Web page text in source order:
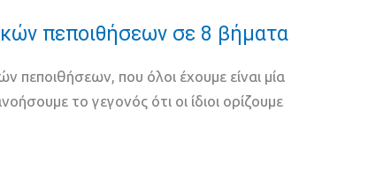
πεποιθήσεων σε 8 βήματα
πεποιθήσεων, που όλοι έχουμε είναι μία
το γεγονός ότι οι ίδιοι ορίζουμε